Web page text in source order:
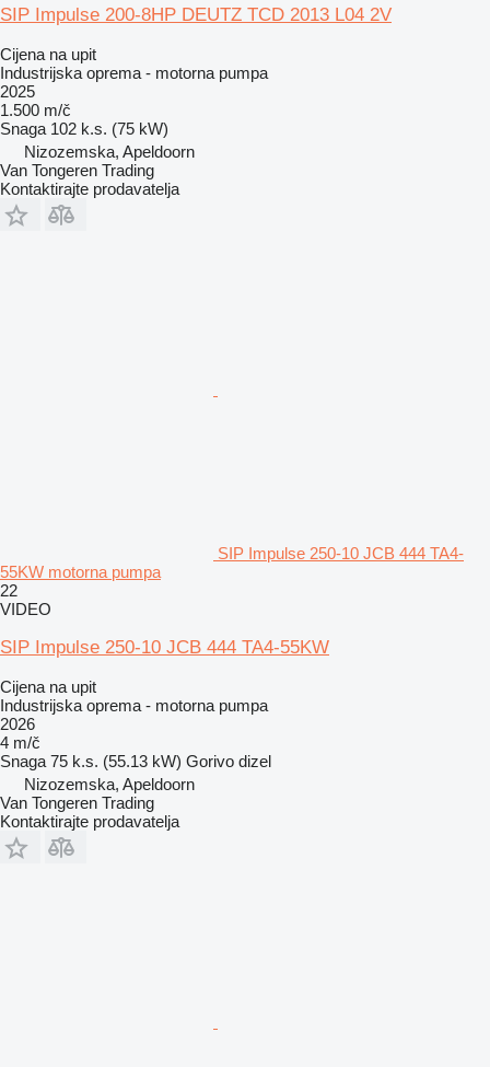
SIP Impulse 200-8HP DEUTZ TCD 2013 L04 2V
Cijena na upit
Industrijska oprema - motorna pumpa
2025
1.500 m/č
Snaga 102 k.s. (75 kW)
Nizozemska, Apeldoorn
Van Tongeren Trading
Kontaktirajte prodavatelja
SIP Impulse 250-10 JCB 444 TA4-
55KW motorna pumpa
22
VIDEO
SIP Impulse 250-10 JCB 444 TA4-55KW
Cijena na upit
Industrijska oprema - motorna pumpa
2026
4 m/č
Snaga 75 k.s. (55.13 kW) Gorivo dizel
Nizozemska, Apeldoorn
Van Tongeren Trading
Kontaktirajte prodavatelja